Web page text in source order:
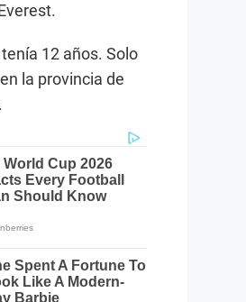
12 años. Solo
la provincia de